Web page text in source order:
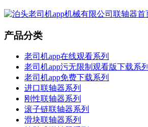
产品分类
老司机app在线观看系列
老司机app污无限制观看版下载系列
老司机app免费下载系列
进口联轴器系列
刚性联轴器系列
滚子链联轴器系列
滑块联轴器系列